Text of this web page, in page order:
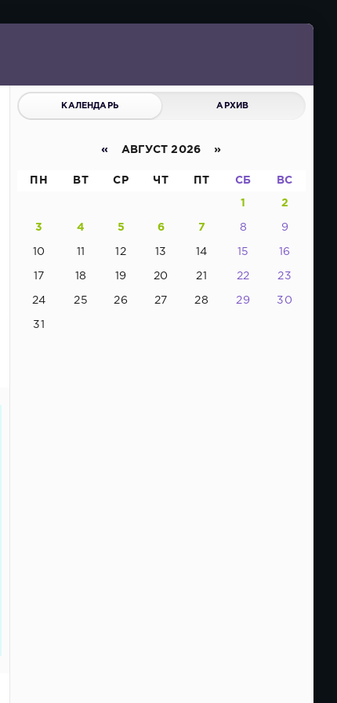
КАЛЕНДАРЬ АРХИВ
« АВГУСТ 2026 »
ПН ВТ СР ЧТ ПТ СБ ВС
1 2
3 4 5 6 7 8 9
10 11 12 13 14 15 16
17 18 19 20 21 22 23
24 25 26 27 28 29 30
31